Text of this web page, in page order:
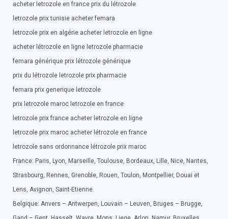
acheter letrozole en france prix du létrozole
letrozole prix tunisie acheter femara
letrozole prix en algérie acheter letrozole en ligne
acheter létrozole en ligne letrozole pharmacie
femara générique prix létrozole générique
prix du létrozole letrozole prix pharmacie
femara prix generique letrozole
prix letrozole maroc letrozole en france
letrozole prix france acheter letrozole en ligne
letrozole prix maroc acheter létrozole en france
letrozole sans ordonnance létrozole prix maroc
France: Paris, Lyon, Marseille, Toulouse, Bordeaux, Lille, Nice, Nantes,
Strasbourg, Rennes, Grenoble, Rouen, Toulon, Montpellier, Douai et
Lens, Avignon, Saint-Etienne.
Belgique: Anvers – Antwerpen, Louvain – Leuven, Bruges – Brugge,